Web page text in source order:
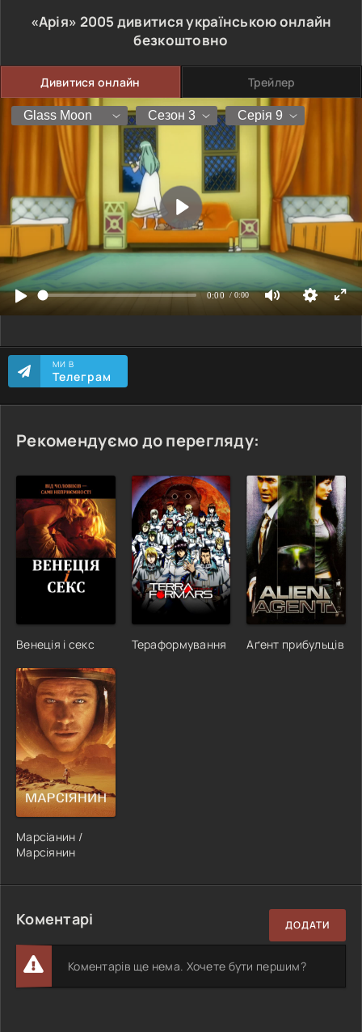
«Арія» 2005 дивитися українською онлайн
безкоштовно
Дивитися онлайн Трейлер
МИ В
Телеграм
Рекомендуємо до перегляду:
Венеція і секс Тераформування Аґент прибульців
Марсіанин /
Марсіянин
Коментарі ДОДАТИ
Коментарів ще нема. Хочете бути першим?